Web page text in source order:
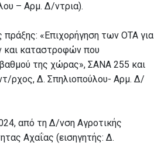
– Αρμ. Δ/ντρια).
«Επιχορήγηση των ΟΤΑ για
και καταστροφών που
της χώρας», ΣΑΝΑ 255 και
ρχος, Δ. Σπηλιοπούλου- Αρμ. Δ/
από τη Δ/νση Αγροτικής
Αχαΐας (εισηγητής: Δ.